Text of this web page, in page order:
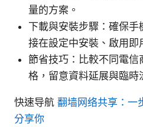
量的方案。
下載與安裝步驟：確保
接在設定中安裝、啟用即
節省技巧：比較不同電
格，留意資料延展與臨時
快速导航 翻墙网络共享：一
分享你